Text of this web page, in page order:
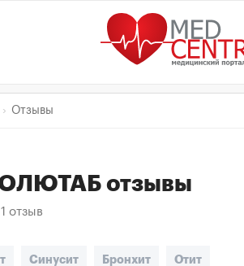
Отзывы
отзывы
1 отзыв
Синусит Бронхит Отит